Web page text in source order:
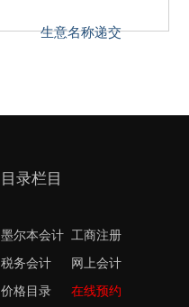
目录栏目
墨尔本会计 工商注册
税务会计
网上会计
价格目录
在线预约